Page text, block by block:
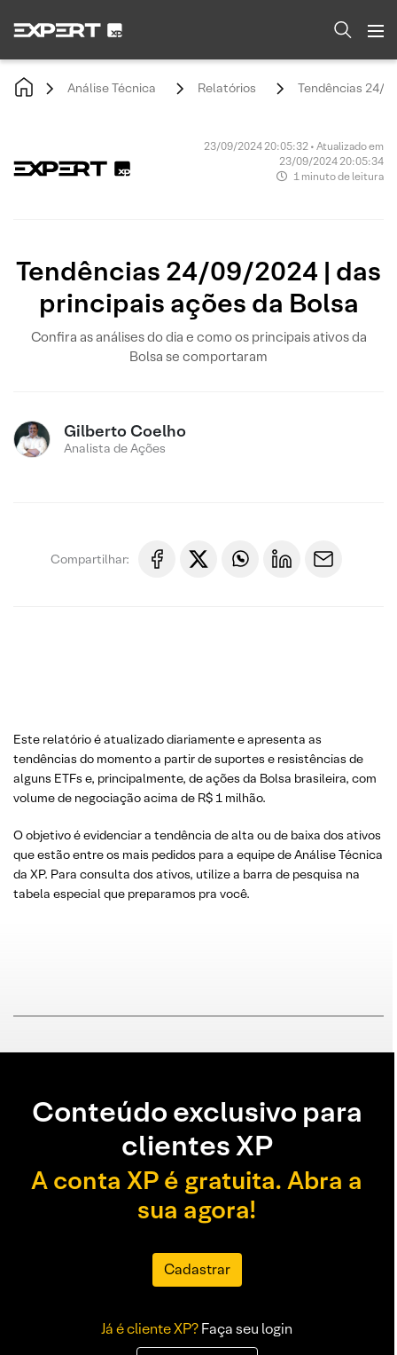
Análise Técnica Relatórios Tendências 24/
23/09/2024 20:05:32 • Atualizado em
23/09/2024 20:05:34
1 minuto de leitura
Tendências 24/09/2024 | das
principais ações da Bolsa
Confira as análises do dia e como os principais ativos da
Bolsa se comportaram
Gilberto Coelho
Analista de Ações
Compartilhar:
Este relatório é atualizado diariamente e apresenta as
tendências do momento a partir de suportes e resistências de
alguns ETFs e, principalmente, de ações da Bolsa brasileira, com
volume de negociação acima de R$ 1 milhão.
O objetivo é evidenciar a tendência de alta ou de baixa dos ativos
que estão entre os mais pedidos para a equipe de Análise Técnica
da XP. Para consulta dos ativos, utilize a barra de pesquisa na
tabela especial que preparamos pra você.
Conteúdo exclusivo para
clientes XP
A conta XP é gratuita. Abra a
sua agora!
Cadastrar
Já é cliente XP?Faça seu login